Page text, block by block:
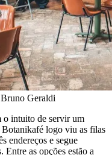
Geraldi
o intuito de servir um
logo viu as filas
endereços e segue
Entre as opções estão a